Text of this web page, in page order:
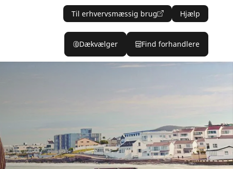
Til erhvervsmæssig brug Hjælp
Dækvælger Find forhandlere